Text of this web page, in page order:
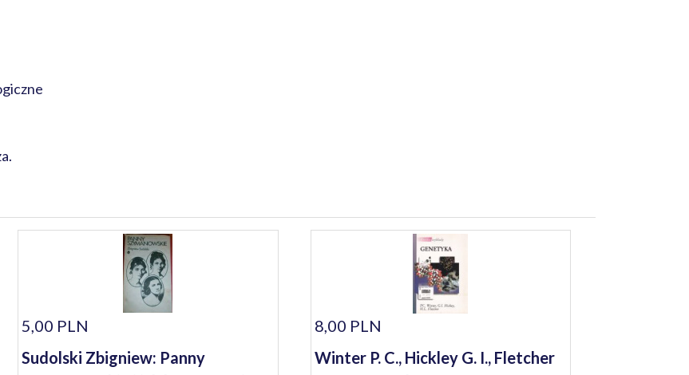
5,00 PLN
Sudolski Zbigniew: Panny
8,00 PLN
Winter P. C., Hickley G. I., Fletcher